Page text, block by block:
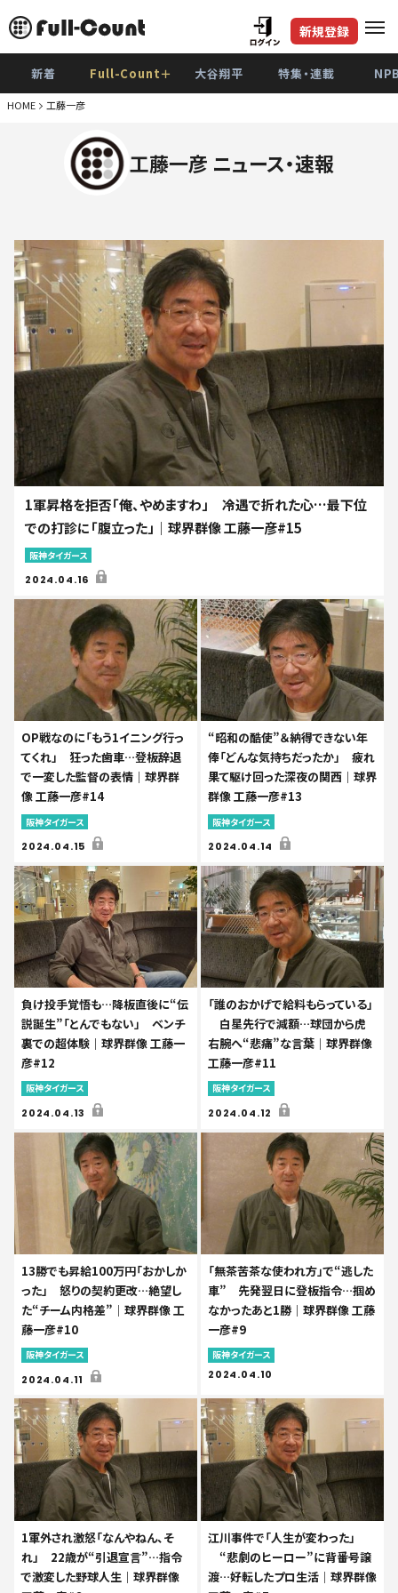
新規登録
新着 Full-Count＋ 大谷翔平 特集・連載
HOME 工藤一彦
工藤一彦 ニュース・速報
1軍昇格を拒否「俺、やめますわ」 冷遇で折れた心…最下位
での打診に「腹立った」｜球界群像 工藤一彦#15
阪神タイガース
2024.04.16
OP戦なのに「もう1イニング行っ
てくれ」 狂った歯車…登板辞退
で一変した監督の表情｜球界群
像 工藤一彦#14
阪神タイガース
2024.04.15
“昭和の酷使”＆納得できない年
俸「どんな気持ちだったか」 疲れ
果て駆け回った深夜の関西｜球界
群像 工藤一彦#13
阪神タイガース
2024.04.14
負け投手覚悟も…降板直後に“伝
説誕生”「とんでもない」 ベンチ
裏での超体験｜球界群像 工藤一
彦#12
阪神タイガース
2024.04.13
「誰のおかげで給料もらっている」
白星先行で減額…球団から虎
右腕へ“悲痛”な言葉｜球界群像
工藤一彦#11
阪神タイガース
2024.04.12
13勝でも昇給100万円「おかしか
った」 怒りの契約更改…絶望し
た“チーム内格差”｜球界群像 工
藤一彦#10
阪神タイガース
2024.04.11
「無茶苦茶な使われ方」で“逃した
車” 先発翌日に登板指令…掴め
なかったあと1勝｜球界群像 工藤
一彦#9
阪神タイガース
2024.04.10
1軍外され激怒「なんやねん、そ
れ」 22歳が“引退宣言”…指令
で激変した野球人生｜球界群像
江川事件で「人生が変わった」
“悲劇のヒーロー”に背番号譲
渡…好転したプロ生活｜球界群像